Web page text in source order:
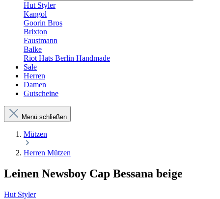
Hut Styler
Kangol
Goorin Bros
Brixton
Faustmann
Balke
Riot Hats Berlin Handmade
Sale
Herren
Damen
Gutscheine
Menü schließen
Mützen
Herren Mützen
Leinen Newsboy Cap Bessana beige
Hut Styler